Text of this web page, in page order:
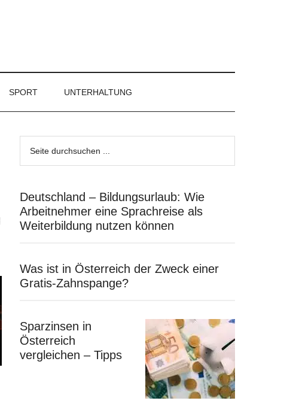
SPORT UNTERHALTUNG
Deutschland – Bildungsurlaub: Wie
Arbeitnehmer eine Sprachreise als
Weiterbildung nutzen können
Was ist in Österreich der Zweck einer
Gratis-Zahnspange?
Sparzinsen in
Österreich
vergleichen – Tipps